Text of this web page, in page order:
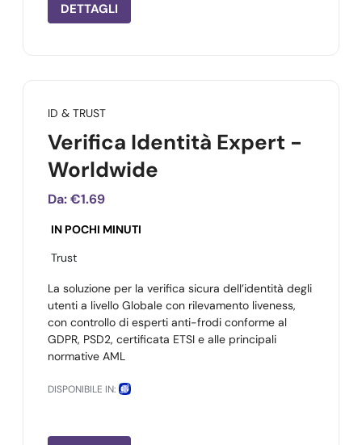
DETTAGLI
ID & TRUST
Verifica Identità Expert -
Worldwide
Da:€1.69
IN POCHI MINUTI
Trust
La soluzione per la verifica sicura dell’identità degli
utenti a livello Globale con rilevamento liveness,
con controllo di esperti anti-frodi conforme al
GDPR, PSD2, certificata ETSI e alle principali
normative AML
DISPONIBILE IN: